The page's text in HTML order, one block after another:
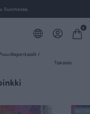
Suomessa.
0
Puuvillaperkaalit /
Takaisin